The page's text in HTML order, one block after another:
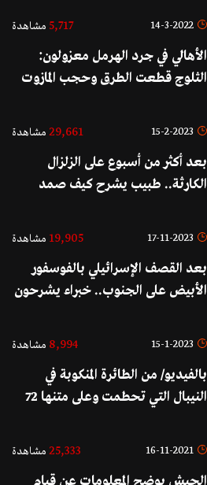
14-3-2022
5,717 مشاهدة
الأهالي في جرد الهرمل معزولون:
الثلوج قطعت الطرق وحجب المازوت
15-2-2023
29,661 مشاهدة
بعد أكثر من أسبوع على الزلزال
الكارثة.. طبيب يشرح كيف صمد
17-11-2023
19,905 مشاهدة
بعد القصف الإسرائيلي بالفوسفور
الأبيض على الجنوب.. خبراء يشرحون
المستخرج منه
15-1-2023
8,994 مشاهدة
بالفيديو/ من الطائرة المنكوبة في
النيبال التي تحطمت وعلى متنها 72
مقتل جميع الركاب
16-11-2021
25,333 مشاهدة
الجيش يوضح المعلومات عن قيام